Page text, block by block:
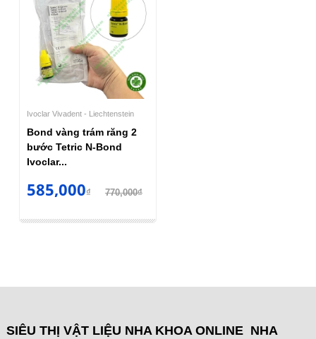
Ivoclar Vivadent - Liechtenstein
Bond vàng trám răng 2
bước Tetric N-Bond
Ivoclar...
585,000₫ 770,000₫
SIÊU THỊ VẬT LIỆU NHA KHOA ONLINE NHA